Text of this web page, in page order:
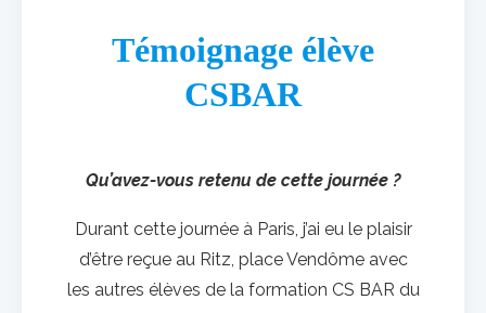
Témoignage élève
CSBAR
Qu’avez-vous retenu de cette journée ?
Durant cette journée à Paris, j’ai eu le plaisir
d’être reçue au Ritz, place Vendôme avec
les autres élèves de la formation CS BAR du